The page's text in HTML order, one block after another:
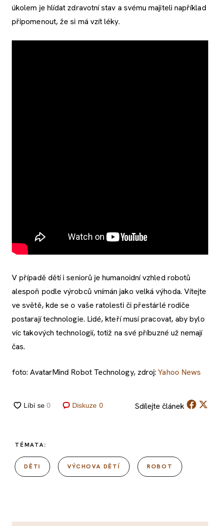
úkolem je hlídat zdravotní stav a svému majiteli například
připomenout, že si má vzít léky.
V případě dětí i seniorů je humanoidní vzhled robotů
alespoň podle výrobců vnímán jako velká výhoda. Vítejte
ve světě, kde se o vaše ratolesti či přestárlé rodiče
postarají technologie. Lidé, kteří musí pracovat, aby bylo
víc takových technologií, totiž na své příbuzné už nemají
čas.
foto: AvatarMind Robot Technology, zdroj:Yahoo News
Diskuze 0 Sdílejte článek
TÉMATA:
DĚTI VÝCHOVA DĚTÍ ROBOT